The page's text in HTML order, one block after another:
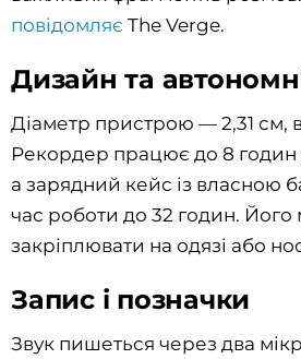
повідомляє The Verge.
Дизайн та
Діаметр пристрою — 2,31 см,
Рекордер працює до 8 годин
а зарядний кейс із власною
час роботи до 32 годин.
закріплювати на одязі або
Запис і позначки
Звук пишеться через два